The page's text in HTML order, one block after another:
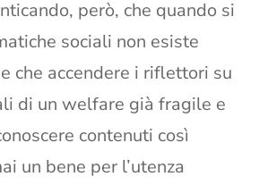
però, che quando si
sociali non esiste
che accendere i riflettori su
di un welfare già fragile e
contenuti così
un bene per l’utenza